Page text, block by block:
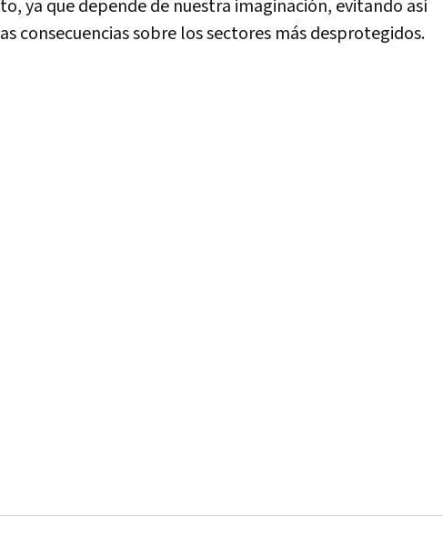
ya que depende de nuestra imaginación, evitando así
consecuencias sobre los sectores más desprotegidos.